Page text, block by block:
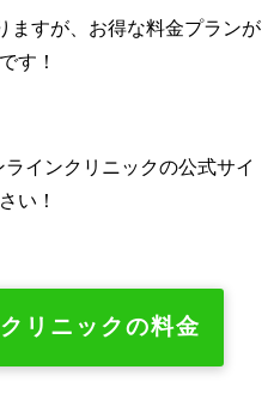
ますが、お得な料金プランが
す！
インクリニックの公式サイ
い！
リニックの料金